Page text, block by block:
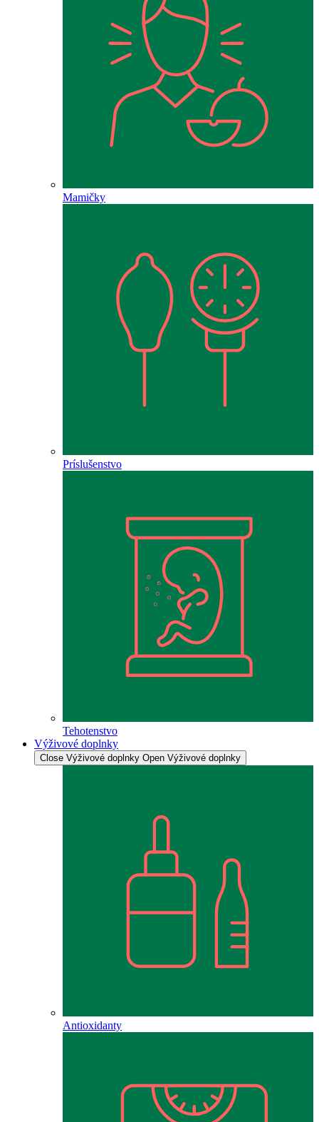
Mamičky
Príslušenstvo
Tehotenstvo
Výživové doplnky
Close Výživové doplnky Open Výživové doplnky
Antioxidanty